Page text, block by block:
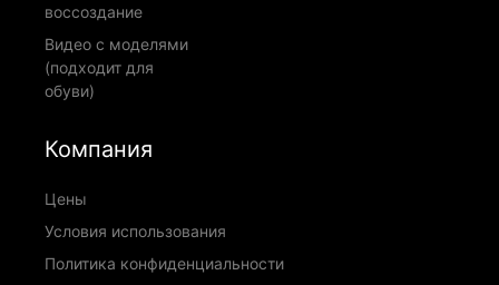
воссоздание
Видео с моделями
(подходит для
обуви)
Компания
Цены
Условия использования
Политика конфиденциальности